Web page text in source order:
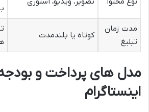
مدت زمان
تبلیغ
کوتاه یا بلندمدت
مدل های پرداخت و
اینستاگرام